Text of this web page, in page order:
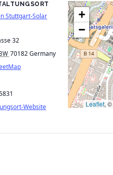
Stuttgart-Solar
32
70182Germany
Website
+
−
Leaflet, ©